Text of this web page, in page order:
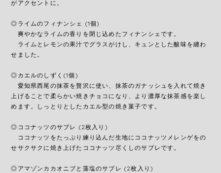
がアクセントに。
◎ライムのフィナンシェ (1個)
爽やかなライムの香りを閉じ込めたフィナンシェです。
ライムとレモンの果汁でグラスがけし、キュンとした酸味を纏わ
せました。
◎カエルのしずく(1個)
愛知県西尾の抹茶を贅沢に使い、抹茶のガナッシュを入れて焼き
上げることで柔らかい焼きチョコになり、より濃厚な抹茶感を楽し
めます。しっとりとしたカエル型の焼き菓子です。
◎ココナッツのサブレ (2枚入り)
ココナッツをたっぷり練り込んだ生地にココナッツメレンゲをの
せサクサクに焼き上げたココナッツ尽くしのサブレです。
◎アマゾンカカオニブと藻塩のサブレ (2枚入り)